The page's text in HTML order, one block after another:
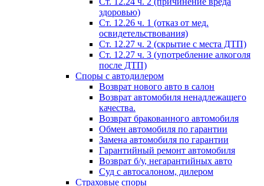
здоровью)
Ст. 12.26 ч. 1 (отказ от мед.
освидетельствования)
Ст. 12.27 ч. 2 (скрытие с места ДТП)
Ст. 12.27 ч. 3 (употребление алкоголя
после ДТП)
Споры с автодилером
Возврат нового авто в салон
Возврат автомобиля ненадлежащего
качества.
Возврат бракованного автомобиля
Обмен автомобиля по гарантии
Замена автомобиля по гарантии
Гарантийный ремонт автомобиля
Возврат б/у, негарантийных авто
Суд с автосалоном, дилером
Страховые споры